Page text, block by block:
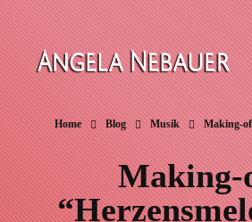
Angela Nebauer
Schlagermusik und mehr
Home Blog Musik Making-
Making-